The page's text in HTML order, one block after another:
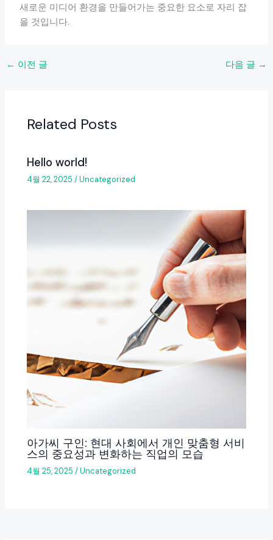
새로운 미디어 환경을 만들어가는 중요한 요소로 자리 잡
을 것입니다.
← 이전 글 다음 글 →
Related Posts
Hello world!
4월 22, 2025/Uncategorized
아가씨 구인: 현대 사회에서 개인 맞춤형 서비
스의 중요성과 변화하는 직업의 모습
4월 25, 2025/Uncategorized